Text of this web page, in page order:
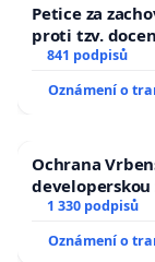
Petice za
proti tzv.
841 podpisů
Oznámení o
Ochrana
developerskou
1 330 podpisů
Oznámení o